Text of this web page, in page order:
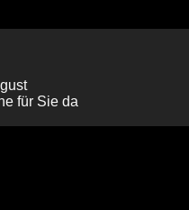
für Sie da